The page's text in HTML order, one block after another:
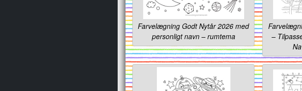
Farvelægning Godt Nytår 2026 med
personligt navn – rumtema
–